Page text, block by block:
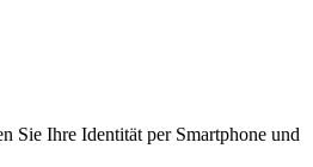
Sie Ihre Identität per Smartphone und